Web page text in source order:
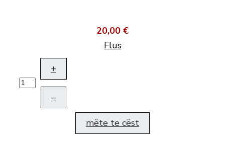
20,00 €
Flus
+
–
mëte te cëst